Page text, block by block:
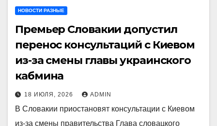
НОВОСТИ РАЗНЫЕ
Премьер Словакии допустил
перенос консультаций с Киевом
из-за смены главы украинского
кабмина
18 ИЮЛЯ, 2026 ADMIN
В Словакии приостановят консультации с Киевом
из-за смены правительства Глава словацкого